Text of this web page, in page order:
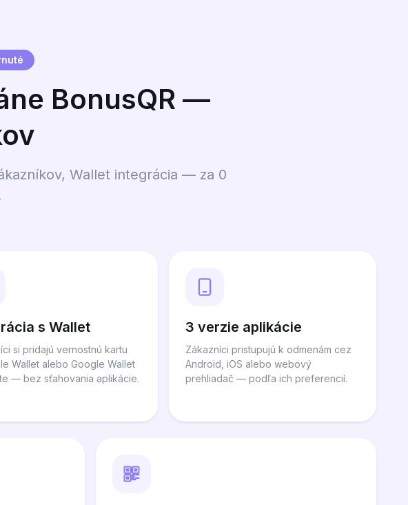
BonusQR —
Wallet integrácia — za 0
s Wallet
si pridajú vernostnú kartu
Wallet alebo Google Wallet
— bez sťahovania aplikácie.
3 verzie aplikácie
Zákazníci pristupujú k odmenám cez
Android, iOS alebo webový
prehliadač — podľa ich preferencií.